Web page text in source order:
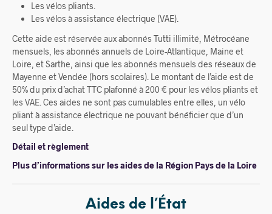
Les vélos pliants.
Les vélos à assistance électrique (VAE).
Cette aide est réservée aux abonnés Tutti illimité, Métrocéane
mensuels, les abonnés annuels de Loire-Atlantique, Maine et
Loire, et Sarthe, ainsi que les abonnés mensuels des réseaux de
Mayenne et Vendée (hors scolaires). Le montant de l’aide est de
50% du prix d’achat TTC plafonné à 200 € pour les vélos pliants et
les VAE. Ces aides ne sont pas cumulables entre elles, un vélo
pliant à assistance électrique ne pouvant bénéficier que d’un
seul type d’aide.
Détail et règlement
Plus d’informations sur les aides de la Région Pays de la Loire
Aides de l’État